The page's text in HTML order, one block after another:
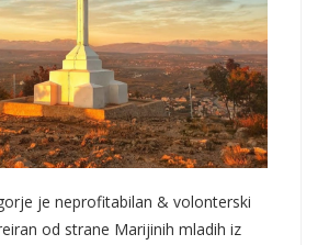
je neprofitabilan & volonterski
od strane Marijinih mladih iz